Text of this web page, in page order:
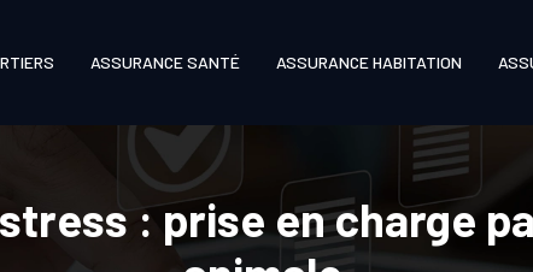
ASSURANCE SANTÉ ASSURANCE HABITATION
: prise en charge